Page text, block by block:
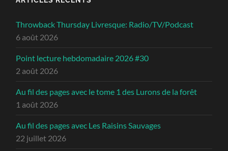
Throwback Thursday Livresque: Radio/TV/Podcast
6 août 2026
Point lecture hebdomadaire 2026 #30
2 août 2026
Au fil des pages avec le tome 1 des Lurons de la forêt
1 août 2026
Au fil des pages avec Les Raisins Sauvages
22 juillet 2026